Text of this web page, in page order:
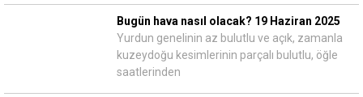
Bugün hava nasıl olacak? 19 Haziran 2025
Yurdun genelinin az bulutlu ve açık, zamanla
kuzeydoğu kesimlerinin parçalı bulutlu, öğle
saatlerinden